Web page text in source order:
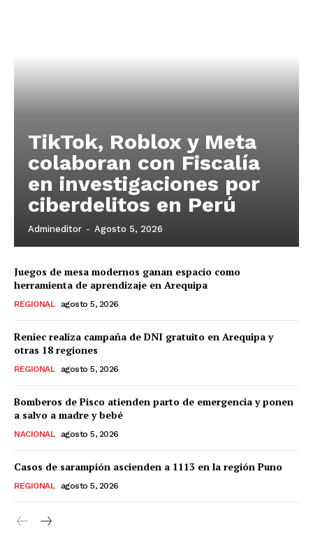
TikTok, Roblox y Meta
colaboran con Fiscalía
en investigaciones por
ciberdelitos en Perú
Admineditor - Agosto 5, 2026
Juegos de mesa modernos ganan espacio como
herramienta de aprendizaje en Arequipa
REGIONAL agosto 5, 2026
Reniec realiza campaña de DNI gratuito en Arequipa y
otras 18 regiones
REGIONAL agosto 5, 2026
Bomberos de Pisco atienden parto de emergencia y ponen
a salvo a madre y bebé
NACIONAL agosto 5, 2026
Casos de sarampión ascienden a 1113 en la región Puno
REGIONAL agosto 5, 2026